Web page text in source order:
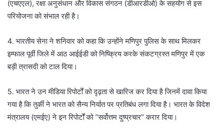
(एचएएल), रक्षा अनुसंधान और विकास संगठन (डीआरडीओ) के सहयोग से इस
परियोजना को संभाल रही है।
4. भारतीय सेना ने शनिवार को कहा कि उन्होंने मणिपुर पुलिस के साथ मिलकर
इम्फाल पूर्वी जिले में आठ आईईडी को निष्क्रिय करके संकटग्रस्त मणिपुर में एक
बड़ी त्रासदी को टाल दिया।
5. भारत ने उन मीडिया रिपोर्टों को दृढ़ता से खारिज कर दिया है जिनमें दावा किया
गया है कि तुर्की ने भारत को सैन्य निर्यात पर प्रतिबंध लगा दिया है। भारत के विदेश
मंत्रालय (एमईए) ने इन रिपोर्टों को “सर्वोत्तम दुष्प्रचार” करार दिया।